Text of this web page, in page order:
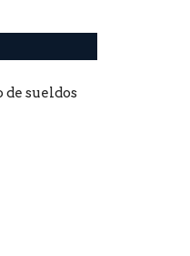
de sueldos